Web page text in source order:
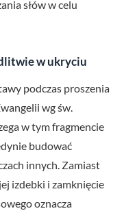
słów w celu
w ukryciu
podczas proszenia
wg św.
w tym fragmencie
budować
innych. Zamiast
izdebki i zamknięcie
oznacza